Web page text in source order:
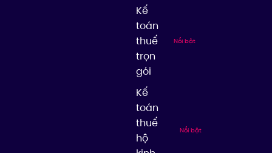
Kế
toán
thuế
trọn
gói
Nổi bật
Kế
toán
thuế
hộ
Nổi bật